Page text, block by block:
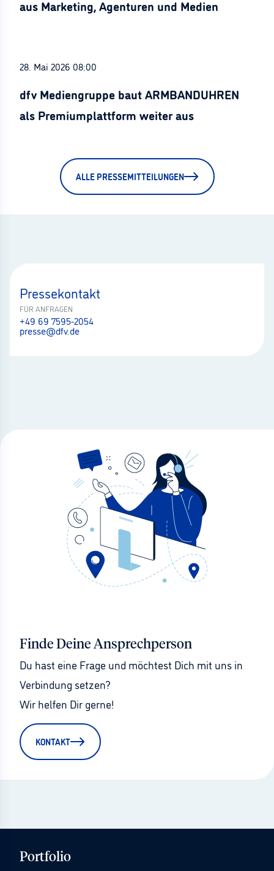
aus Marketing, Agenturen und Medien
28. Mai 2026 08:00
dfv Mediengruppe baut ARMBANDUHREN
als Premiumplattform weiter aus
ALLE PRESSEMITTEILUNGEN
Pressekontakt
FÜR ANFRAGEN
+49 69 7595-2054
presse@dfv.de
Finde Deine Ansprechperson
Du hast eine Frage und möchtest Dich mit uns in
Verbindung setzen?
Wir helfen Dir gerne!
KONTAKT
Portfolio